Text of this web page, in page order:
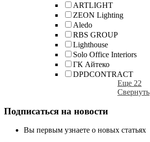
ARTLIGHT
ZEON Lighting
Aledo
RBS GROUP
Lighthouse
Solo Office Interiors
ГК Айтеко
DPDCONTRACT
Еще 22
Свернуть
Подписаться на новости
Вы первым узнаете о новых статьях